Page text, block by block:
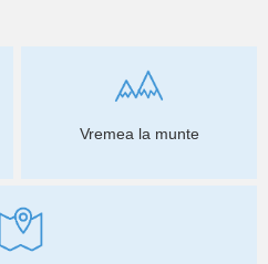
Vremea la munte